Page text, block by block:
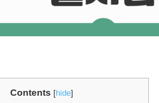
Contents [hide]